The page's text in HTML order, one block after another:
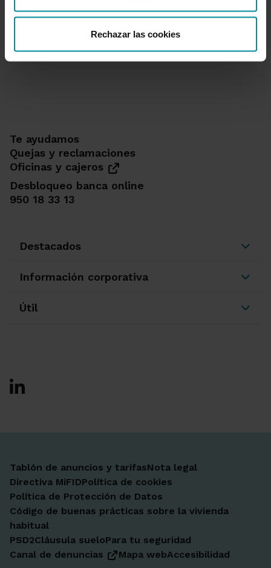
Rechazar las cookies
Te ayudamos
Quejas y reclamaciones
Oficinas y cajeros
Desbloqueo banca online
950 18 33 13
Destacados
Información corporativa
Útil
Ir a Facebook
Ir a X-twitter
Ir a Instagram
Ir a Linkedin
Ir a Youtube
Ir a Blogger
Ir a Vimeo
Tablón de anuncios y tarifasNota legal
Directiva MiFIDPolítica de cookies
Política de Protección de Datos
Código de buenas prácticas sobre la vivienda
habitual
PSD2Cláusula sueloPara tu seguridad
Canal de denuncias
Mapa webAccesibilidad